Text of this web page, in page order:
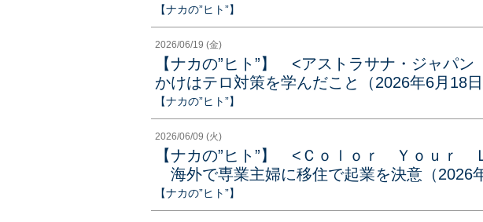
【ナカの”ヒト”】
2026/06/19 (金)
【ナカの”ヒト”】 <アストラサナ・ジャパ
かけはテロ対策を学んだこと（2026年6月18日
【ナカの”ヒト”】
2026/06/09 (火)
【ナカの”ヒト”】 <Ｃｏｌｏｒ Ｙｏｕｒ
海外で専業主婦に移住で起業を決意（2026
【ナカの”ヒト”】